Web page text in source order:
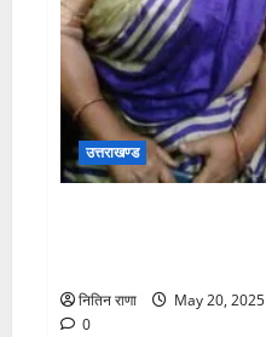
उत्तराखण्ड
नितिन राणा
May 20, 2025
0